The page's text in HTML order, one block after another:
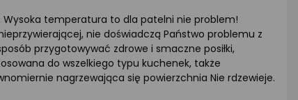
Wysoka temperatura to dla patelni nie problem!
nie doświadczą Państwo problemu z
przygotowywać zdrowe i smaczne posiłki,
do wszelkiego typu kuchenek, także
nagrzewająca się powierzchnia Nie rdzewieje.